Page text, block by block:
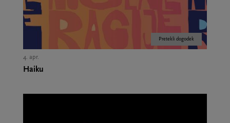
Pretekli dogodek
4. apr.
Haiku